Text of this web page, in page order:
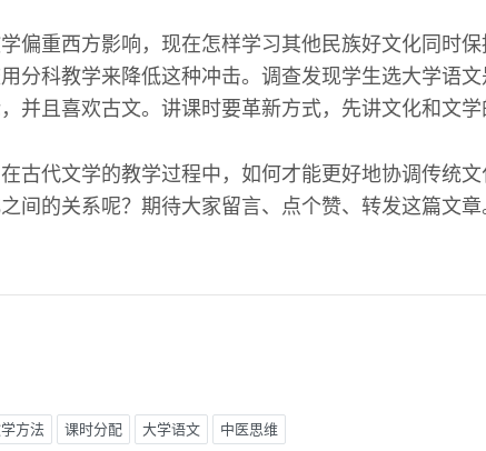
偏重西方影响，现在怎样学习其他民族好文化同时
分科教学来降低这种冲击。调查发现学生选大学语
并且喜欢古文。讲课时要革新方式，先讲文化和文学
古代文学的教学过程中，如何才能更好地协调传统
间的关系呢？期待大家留言、点个赞、转发这篇文章
方法 课时分配 大学语文 中医思维